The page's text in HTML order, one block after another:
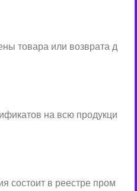
товара или возврата д
на всю продукци
состоит в реестре пром